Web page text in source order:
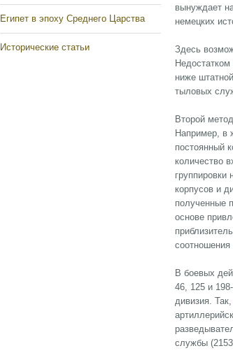
Египет в эпоху Среднего Царства
Исторические статьи
вынуждает
немецких
Здесь
ниже
тыловых
Второй
Например, в
постоянный
количество
группировки
корпусов и
полученные
основе
соотношения
В боевых
46, 125 и
дивизия.
службы